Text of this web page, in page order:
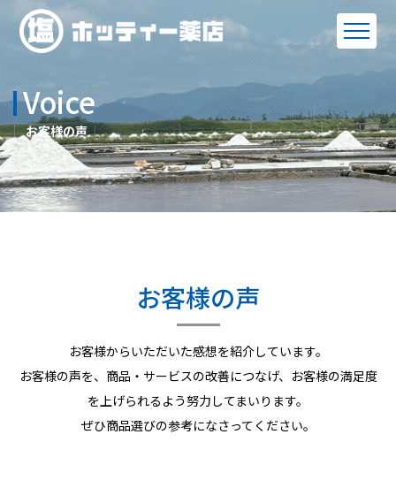
Voice
お客様の声
お客様の声
お客様からいただいた感想を紹介しています。
お客様の声を、商品・サービスの改善につなげ、お客様の満足度
を上げられるよう努力してまいります。
ぜひ商品選びの参考になさってください。